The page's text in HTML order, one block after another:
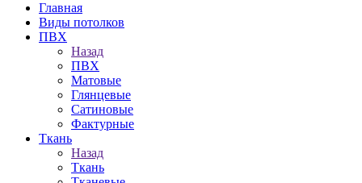
Главная
Виды потолков
ПВХ
Назад
ПВХ
Матовые
Глянцевые
Сатиновые
Фактурные
Ткань
Назад
Ткань